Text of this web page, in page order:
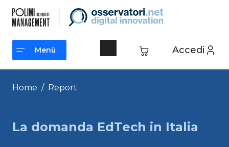
contenuto
Accedi
Menù
Menù
Home / Report
La domanda EdTech in Italia